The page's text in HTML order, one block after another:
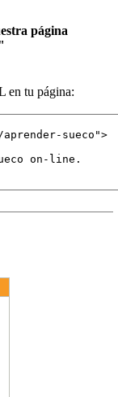
página
en tu página: